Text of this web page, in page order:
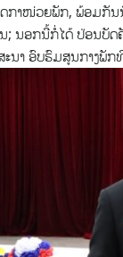
າໜ່ວຍພັກ, ພ້ອມກັນ
ອກນີ້ກໍ່ໄດ້ ປ່ອນບັດຄັ
ະນາ ອົບຮົມສູນກາງພັ